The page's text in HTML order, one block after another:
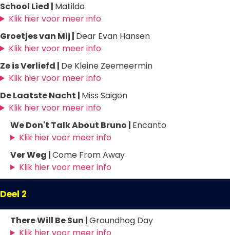
School Lied | Matilda
Klik hier voor meer info
Groetjes van Mij | Dear Evan Hansen
Klik hier voor meer info
Ze is Verliefd | De Kleine Zeemeermin
Klik hier voor meer info
De Laatste Nacht | Miss Saigon
Klik hier voor meer info
We Don't Talk About Bruno | Encanto
Klik hier voor meer info
Ver Weg |Come From Away
Klik hier voor meer info
Deel 2
There Will Be Sun |Groundhog Day